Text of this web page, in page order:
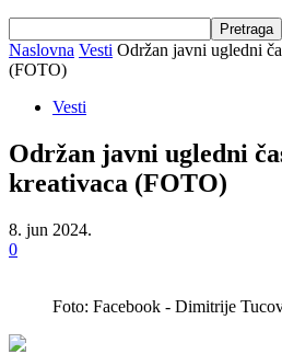
Naslovna Vesti Održan javni ugledni
(FOTO)
Vesti
Održan javni ugledni
kreativaca (FOTO)
8. jun 2024.
0
Foto: Facebook - Dimitrije